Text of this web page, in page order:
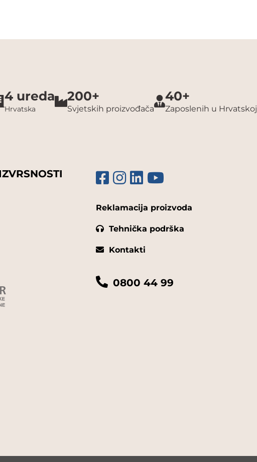
4 ureda
Hrvatska
200+
Svjetskih proizvođača
40+
Zaposlenih u Hrvatskoj
Reklamacija proizvoda
Tehnička podrška
Kontakti
0800 44 99